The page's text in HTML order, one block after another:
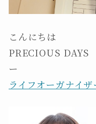
こんにちは
PRECIOUS
ー
ライフオーガナイ